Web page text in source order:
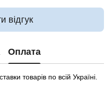
відгук
Оплата
товарів по всій Україні.